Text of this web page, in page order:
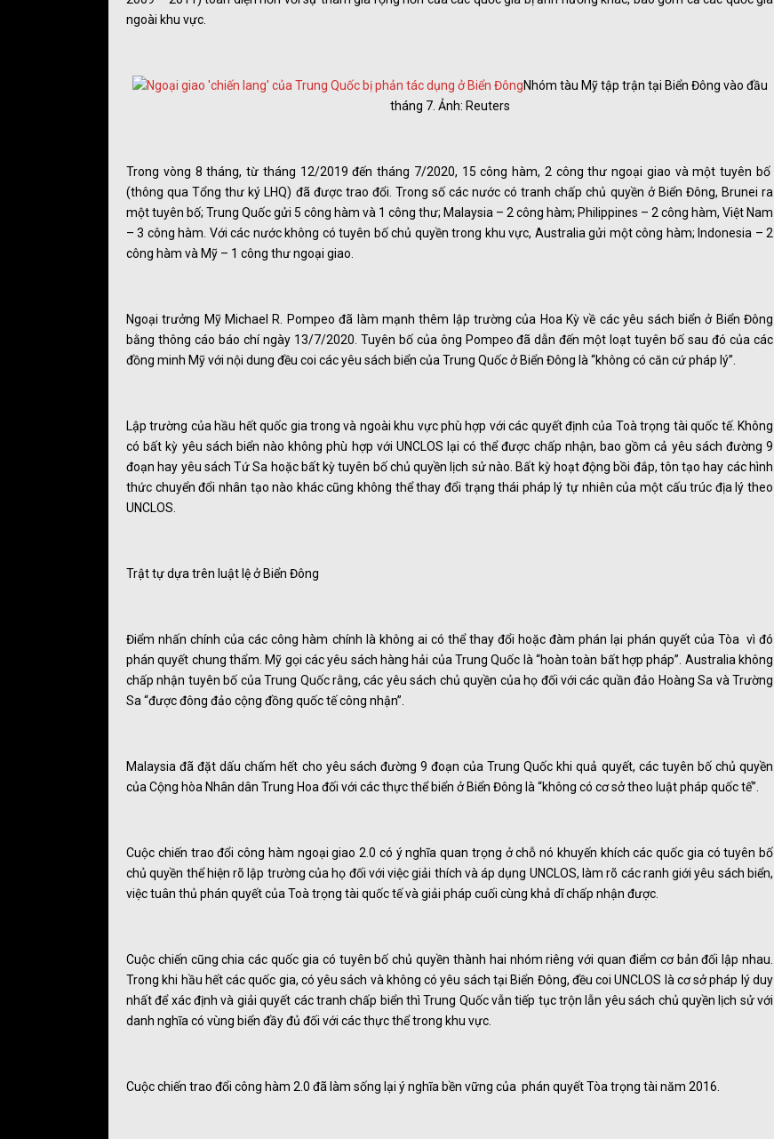
ngoài khu vực.
Nhóm tàu Mỹ tập trận tại Biển Đông vào đầu
tháng 7. Ảnh: Reuters
Trong vòng 8 tháng, từ tháng 12/2019 đến tháng 7/2020, 15 công hàm, 2 công thư ngoại giao và một tuyên bố
(thông qua Tổng thư ký LHQ) đã được trao đổi. Trong số các nước có tranh chấp chủ quyền ở Biển Đông, Brunei ra
một tuyên bố; Trung Quốc gửi 5 công hàm và 1 công thư; Malaysia – 2 công hàm; Philippines – 2 công hàm, Việt Nam
– 3 công hàm. Với các nước không có tuyên bố chủ quyền trong khu vực, Australia gửi một công hàm; Indonesia – 2
công hàm và Mỹ – 1 công thư ngoại giao.
Ngoại trưởng Mỹ Michael R. Pompeo đã làm mạnh thêm lập trường của Hoa Kỳ về các yêu sách biển ở Biển Đông
bằng thông cáo báo chí ngày 13/7/2020. Tuyên bố của ông Pompeo đã dẫn đến một loạt tuyên bố sau đó của các
đồng minh Mỹ với nội dung đều coi các yêu sách biển của Trung Quốc ở Biển Đông là “không có căn cứ pháp lý”.
Lập trường của hầu hết quốc gia trong và ngoài khu vực phù hợp với các quyết định của Toà trọng tài quốc tế. Không
có bất kỳ yêu sách biển nào không phù hợp với UNCLOS lại có thể được chấp nhận, bao gồm cả yêu sách đường 9
đoạn hay yêu sách Tứ Sa hoặc bất kỳ tuyên bố chủ quyền lịch sử nào. Bất kỳ hoạt động bồi đắp, tôn tạo hay các hình
thức chuyển đổi nhân tạo nào khác cũng không thể thay đổi trạng thái pháp lý tự nhiên của một cấu trúc địa lý theo
UNCLOS.
Trật tự dựa trên luật lệ ở Biển Đông
Điểm nhấn chính của các công hàm chính là không ai có thể thay đổi hoặc đàm phán lại phán quyết của Tòa vì đó
phán quyết chung thẩm. Mỹ gọi các yêu sách hàng hải của Trung Quốc là “hoàn toàn bất hợp pháp”. Australia không
chấp nhận tuyên bố của Trung Quốc rằng, các yêu sách chủ quyền của họ đối với các quần đảo Hoàng Sa và Trường
Sa “được đông đảo cộng đồng quốc tế công nhận”.
Malaysia đã đặt dấu chấm hết cho yêu sách đường 9 đoạn của Trung Quốc khi quả quyết, các tuyên bố chủ quyền
của Cộng hòa Nhân dân Trung Hoa đối với các thực thể biển ở Biển Đông là “không có cơ sở theo luật pháp quốc tế”.
Cuộc chiến trao đổi công hàm ngoại giao 2.0 có ý nghĩa quan trọng ở chỗ nó khuyến khích các quốc gia có tuyên bố
chủ quyền thể hiện rõ lập trường của họ đối với việc giải thích và áp dụng UNCLOS, làm rõ các ranh giới yêu sách biển,
việc tuân thủ phán quyết của Toà trọng tài quốc tế và giải pháp cuối cùng khả dĩ chấp nhận được.
Cuộc chiến cũng chia các quốc gia có tuyên bố chủ quyền thành hai nhóm riêng với quan điểm cơ bản đối lập nhau.
Trong khi hầu hết các quốc gia, có yêu sách và không có yêu sách tại Biển Đông, đều coi UNCLOS là cơ sở pháp lý duy
nhất để xác định và giải quyết các tranh chấp biển thì Trung Quốc vẫn tiếp tục trộn lẫn yêu sách chủ quyền lịch sử với
danh nghĩa có vùng biển đầy đủ đối với các thực thể trong khu vực.
Cuộc chiến trao đổi công hàm 2.0 đã làm sống lại ý nghĩa bền vững của phán quyết Tòa trọng tài năm 2016.